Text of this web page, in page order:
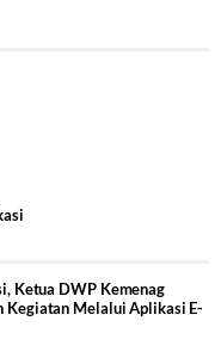
Ketua DWP Kemenag
Kegiatan Melalui Aplikasi E-